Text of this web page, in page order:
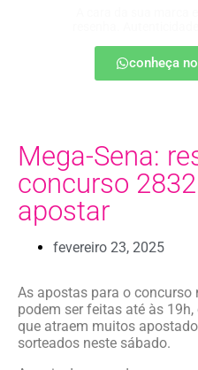
conheça
Mega-Sena:
concurso
apostar
fevereiro 23, 2025
As apostas para o concurso
podem ser feitas até às
que atraem muitos
sorteados neste sábado.